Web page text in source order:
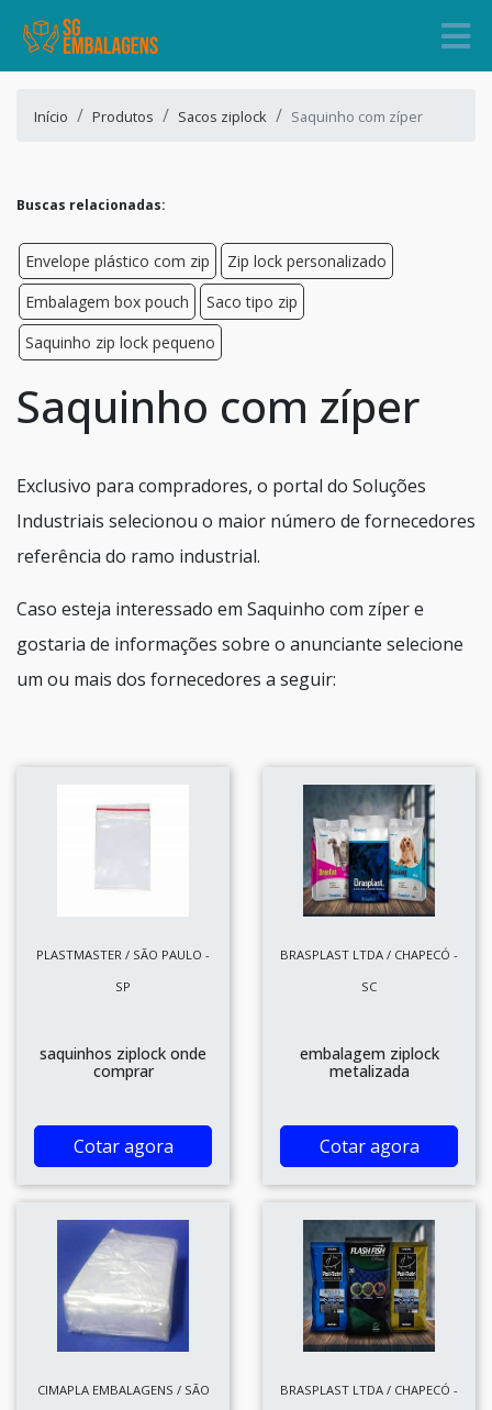
Início Produtos Sacos ziplock Saquinho com zíper
Buscas relacionadas:
Envelope plástico com zip
Zip lock personalizado
Embalagem box pouch
Saco tipo zip
Saquinho zip lock pequeno
Saquinho com zíper
Exclusivo para compradores, o portal do Soluções
Industriais selecionou o maior número de fornecedores
referência do ramo industrial.
Caso esteja interessado em Saquinho com zíper e
gostaria de informações sobre o anunciante selecione
um ou mais dos fornecedores a seguir:
PLASTMASTER / SÃO PAULO -
SP
saquinhos ziplock onde
comprar
Cotar agora
BRASPLAST LTDA / CHAPECÓ -
SC
embalagem ziplock
metalizada
Cotar agora
CIMAPLA EMBALAGENS / SÃO
BRASPLAST LTDA / CHAPECÓ -